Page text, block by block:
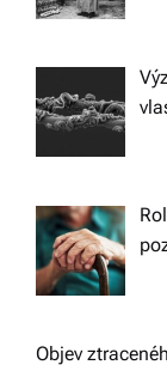
Objev